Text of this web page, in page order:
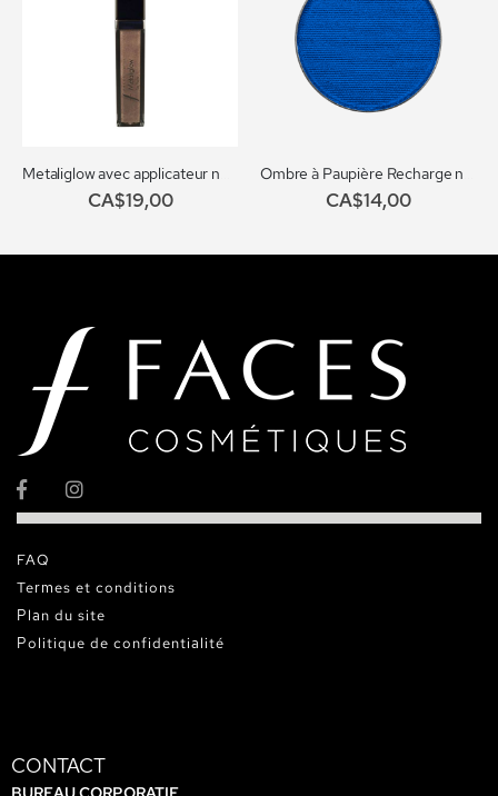
CA$19,00 CA$14,00
FAQ
Termes et conditions
Plan du site
Politique de confidentialité
CONTACT